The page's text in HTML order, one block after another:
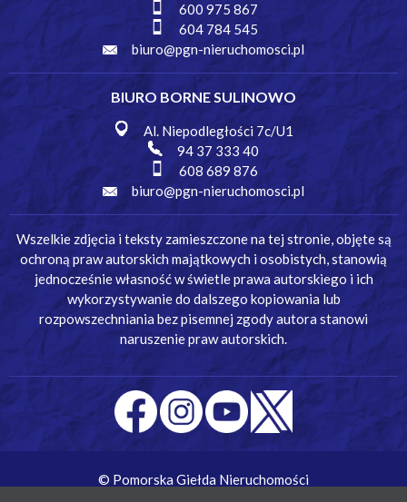
600 975 867
604 784 545
biuro@pgn-nieruchomosci.pl
BIURO BORNE SULINOWO
Al. Niepodległości 7c/U1
94 37 333 40
608 689 876
biuro@pgn-nieruchomosci.pl
Wszelkie zdjęcia i teksty zamieszczone na tej stronie, objęte są
ochroną praw autorskich majątkowych i osobistych, stanowią
jednocześnie własność w świetle prawa autorskiego i ich
wykorzystywanie do dalszego kopiowania lub
rozpowszechniania bez pisemnej zgody autora stanowi
naruszenie praw autorskich.
© Pomorska Giełda Nieruchomości